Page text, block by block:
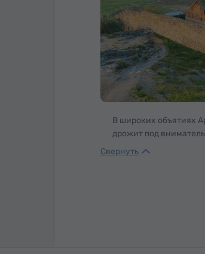
В широких объятиях
дрожит под
великана,